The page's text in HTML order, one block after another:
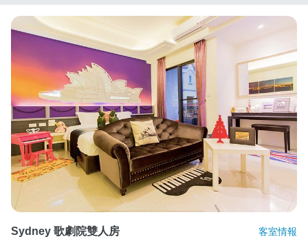
Sydney 歌劇院雙人房 客室情報